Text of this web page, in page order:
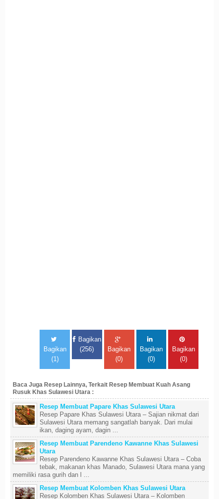
Bagikan
(1)
Bagikan
(256)
Bagikan
(0)
Bagikan
(0)
Bagikan
(0)
Baca Juga Resep Lainnya, Terkait Resep Membuat Kuah Asang
Rusuk Khas Sulawesi Utara :
Resep Membuat Papare Khas Sulawesi Utara
Resep Papare Khas Sulawesi Utara – Sajian nikmat dari
Sulawesi Utara memang sangatlah banyak. Dari mulai
ikan, daging ayam, dagin ...
Resep Membuat Parendeno Kawanne Khas Sulawesi
Utara
Resep Parendeno Kawanne Khas Sulawesi Utara – Coba
tebak, makanan khas Manado, Sulawesi Utara mana yang
memiliki rasa gurih dan l ...
Resep Membuat Kolomben Khas Sulawesi Utara
Resep Kolomben Khas Sulawesi Utara – Kolomben